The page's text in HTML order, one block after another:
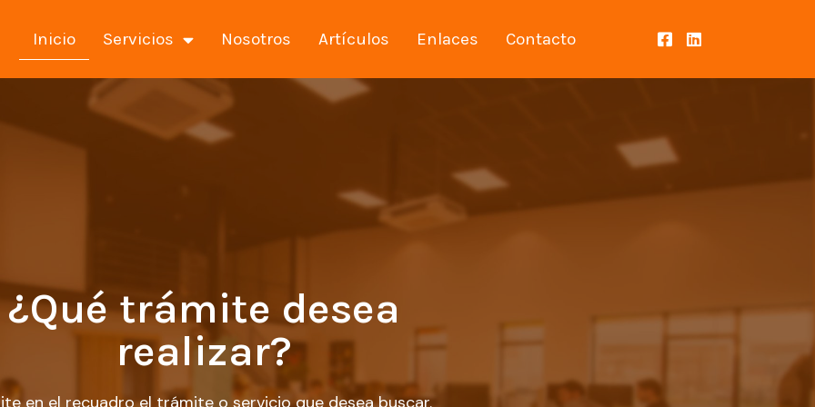
Inicio Servicios Nosotros Artículos Enlaces Contacto
¿Qué trámite desea
realizar?
en el recuadro el trámite o servicio que desea buscar.